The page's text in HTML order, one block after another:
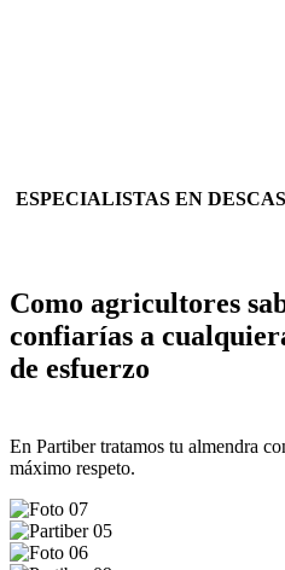
ESPECIALISTAS EN
Como agricultores
confiarías a
de esfuerzo
En Partiber tratamos tu almendra
máximo respeto.